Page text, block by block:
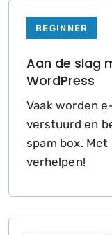
BEGINNER
Aan de slag
WordPress
Vaak worden
verstuurd en
spam box.
verhelpen!